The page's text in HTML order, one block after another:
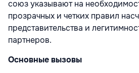
союз указывают на
прозрач­ных и четких правил
представительства и
партнеров.
Основные вызовы